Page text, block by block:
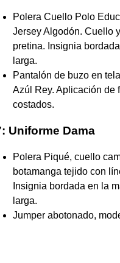
Polera Cuello Polo
Jersey Algodón. Cuello
pretina. Insignia
larga.
Pantalón de buzo en
Azúl Rey. Aplicación de
costados.
Uniforme Dama
Polera Piqué, cuello
botamanga tejido con
Insignia bordada en la
larga.
Jumper abotonado,